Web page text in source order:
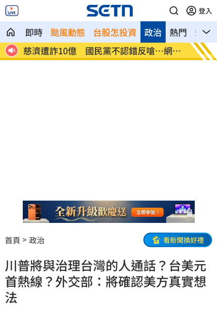
登入
即時 颱風動態 台股怎投資 熱門 影音
政治
炸
就業意外爆冷！那指漲342點 標普500新
高
美通
關稅
首頁 政治 看新聞換好禮
川普將與治理台灣的人通話？台美元
首熱線？外交部：將確認美方真實想
法